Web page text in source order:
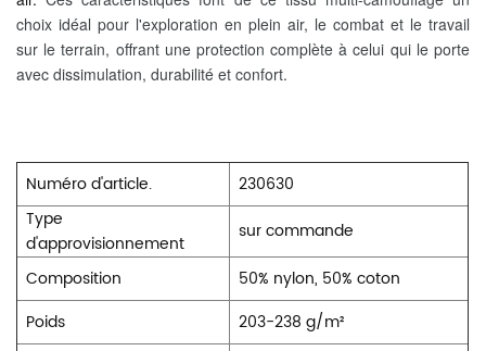
choix idéal pour l'exploration en plein air, le combat et le travail
sur le terrain, offrant une protection complète à celui qui le porte
avec dissimulation, durabilité et confort.
Numéro d'article.
230630
Type
d'approvisionnement
sur commande
Composition
50% nylon, 50% coton
Poids
203-238 g/m²